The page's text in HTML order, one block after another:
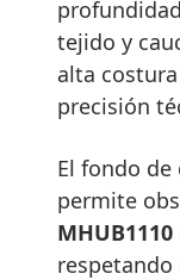
tejido y
alta
precisión
El fondo de
permite
MHUB1110